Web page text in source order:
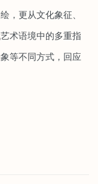
，更从文化象征、
术语境中的多重指
等不同方式，回应